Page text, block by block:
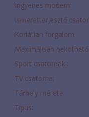
Ingyenes modem:
Ismeretterjesztő
Korlátlan forgalom:
Maximálisan
Sport csatornák :
TV csatorna:
Tárhely mérete:
Típus: